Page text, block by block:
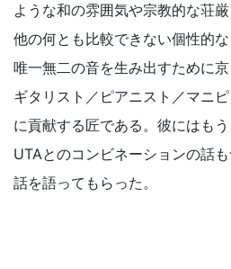
ような和の雰囲気や宗教的な荘
他の何とも比較できない個性的
唯一無二の音を生み出すために京
ギタリスト／ピアニスト／マニ
に貢献する匠である。彼にはも
UTAとのコンビネーションの話
話を語ってもらった。